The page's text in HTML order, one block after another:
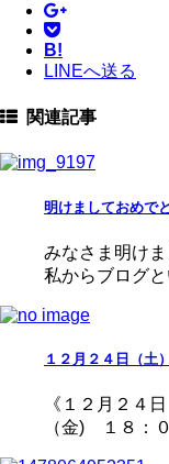
B!
LINEへ送る
関連記事
明けましておめで
みなさま明け
私からブログ
１２月２４日（土
《１２月２４
（金) １８：